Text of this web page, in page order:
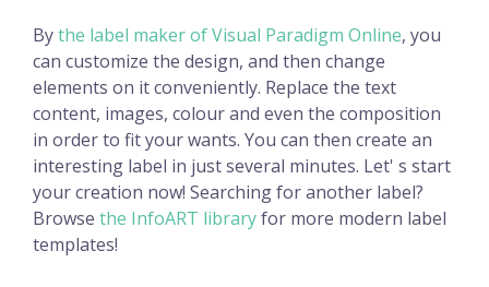
Bythe label maker of Visual Paradigm Online, you
can customize the design, and then change
elements on it conveniently. Replace the text
content, images, colour and even the composition
in order to fit your wants. You can then create an
interesting label in just several minutes. Let' s start
your creation now! Searching for another label?
Browse the InfoART libraryfor more modern label
templates!